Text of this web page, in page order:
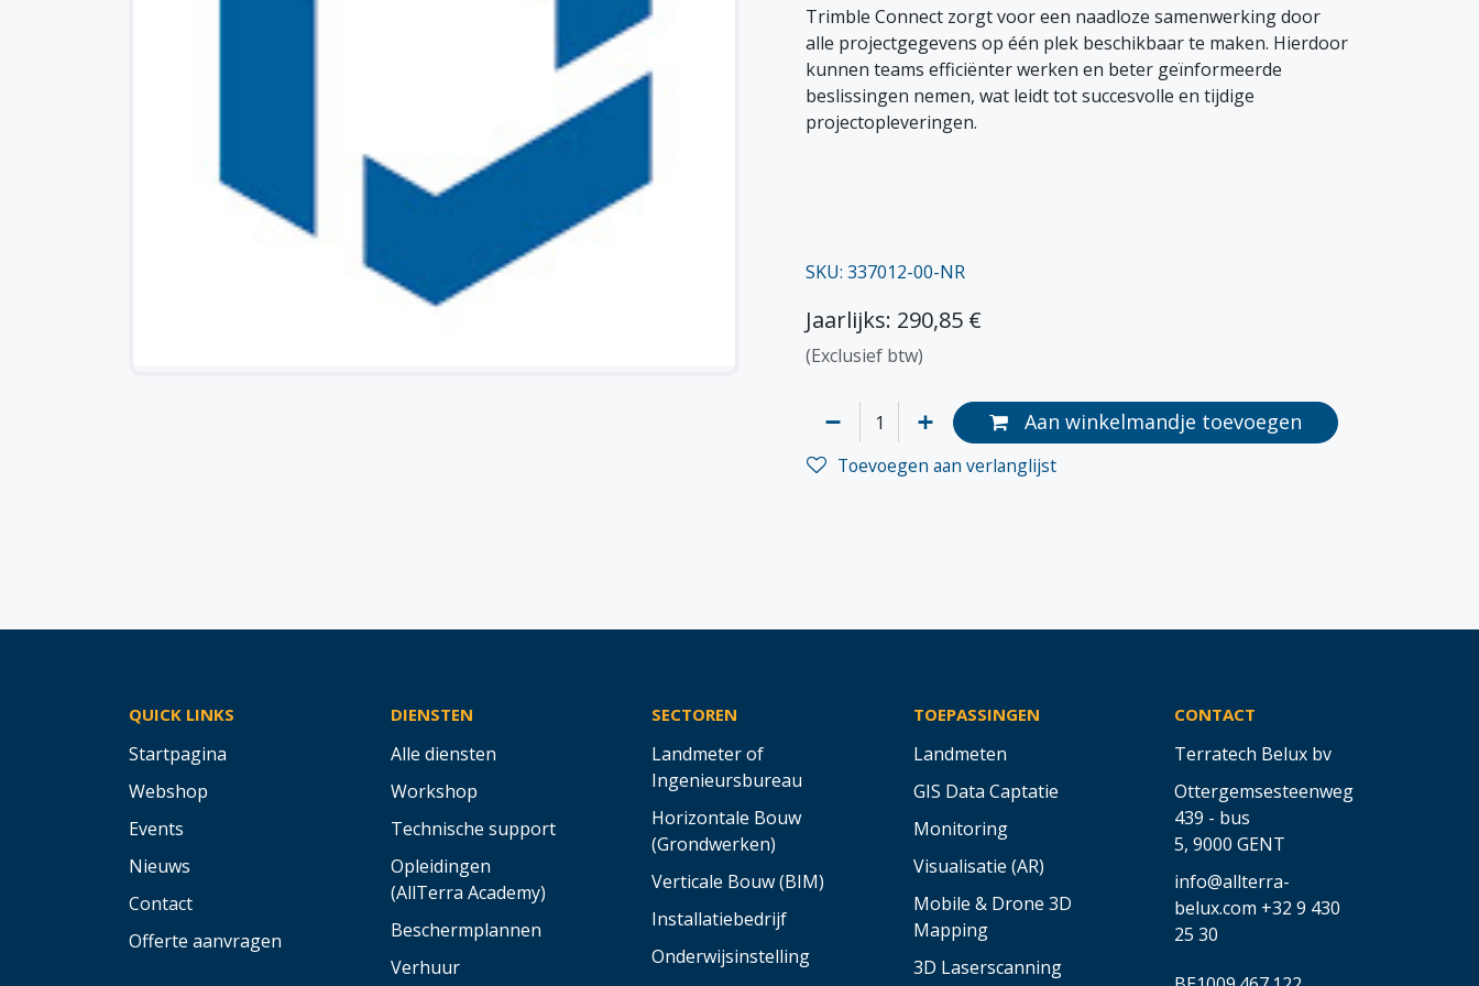
Trimble Connect zorgt voor een naadloze samenwerking door
alle projectgegevens op één plek beschikbaar te maken. Hierdoor
kunnen teams efficiënter werken en beter geïnformeerde
beslissingen nemen, wat leidt tot succesvolle en tijdige
projectopleveringen.
SKU: 337012-00-NR
Jaarlijks: 290,85 €
(Exclusief btw)
Aan winkelmandje toevoegen
Toevoegen aan verlanglijst
QUICK LINKS
Startpagina
Webshop
Events
Nieuws
Contact
Offerte aanvragen
DIENSTEN
Alle diensten
Workshop
Technische support
Opleidingen
(AllTerra Academy)
Beschermplannen
Verhuur
SECTOREN
Landmeter of
Ingenieursbureau
Horizontale Bouw
(Grondwerken)
Verticale Bouw (BIM)
Installatiebedrijf
Onderwijsinstelling
TOEPASSINGEN
Landmeten
GIS Data Captatie
Monitoring
Visualisatie (AR)
Mobile & Drone 3D
Mapping
3D Laserscanning
CONTACT
Terratech Belux bv
Ottergemsesteenweg
439 - bus
5, 9000 GENT
info@allterra-
belux.com +32 9 430
25 30